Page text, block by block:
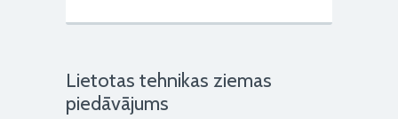
Lietotas tehnikas ziemas
piedāvājums